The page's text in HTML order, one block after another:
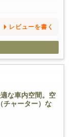
レビューを書く
な車内空間。空
チャーター）な